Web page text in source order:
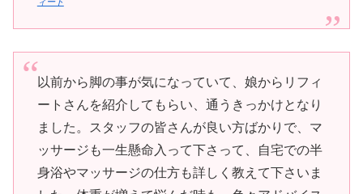
以前から脚の事が気になっていて、娘からリフィ
ートさんを紹介してもらい、通うきっかけとなり
ました。スタッフの皆さんが良い方ばかりで、マ
ッサージも一生懸命入って下さって、自宅での半
身浴やマッサージの仕方も詳しく教えて下さいま